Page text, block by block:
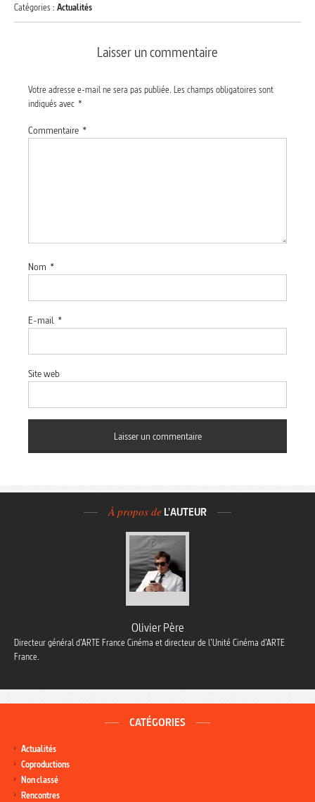
Catégories : Actualités
Laisser un commentaire
Votre adresse e-mail ne sera pas publiée. Les champs obligatoires sont
indiqués avec *
Commentaire *
Nom *
E-mail *
Site web
À propos de L'AUTEUR
Olivier Père
Directeur général d’ARTE France Cinéma et directeur de l’Unité Cinéma d’ARTE
France.
CATÉGORIES
Actualités
Coproductions
Non classé
Rencontres